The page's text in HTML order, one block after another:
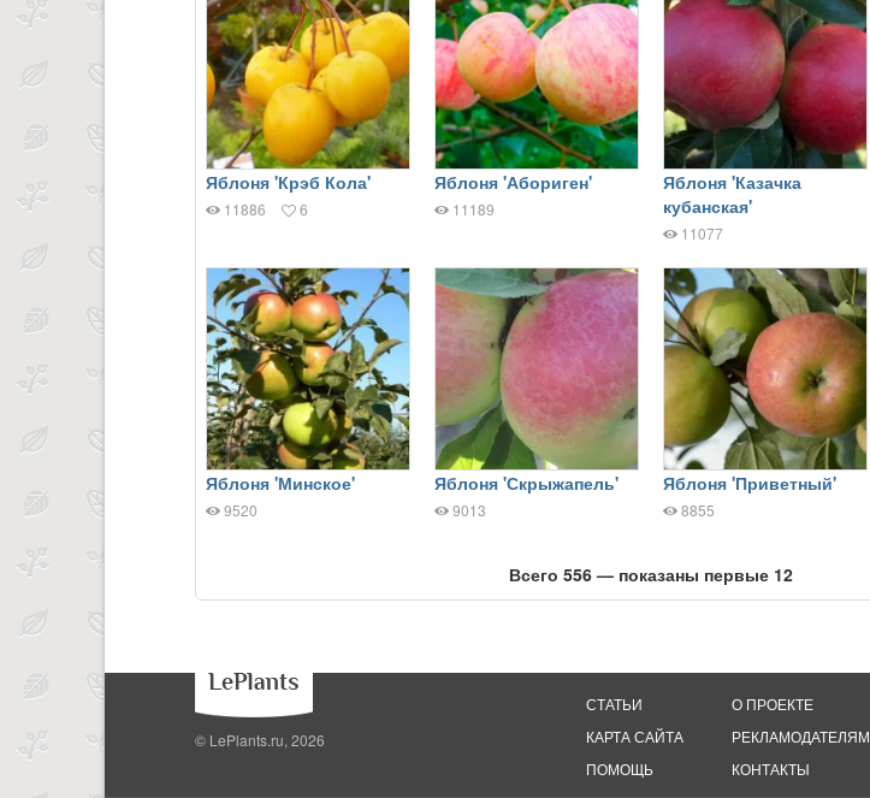
Яблоня 'Крэб Кола'
11886 6
Яблоня 'Абориген'
11189
Яблоня 'Казачка
кубанская'
11077
Яблоня 'Минское'
9520
Яблоня 'Скрыжапель'
9013
Яблоня 'Приветный'
8855
Всего 556 — показаны первые 12
© LePlants.ru, 2026
СТАТЬИ
КАРТА САЙТА
ПОМОЩЬ
О ПРОЕКТЕ
РЕКЛАМОДАТЕЛЯМ
КОНТАКТЫ